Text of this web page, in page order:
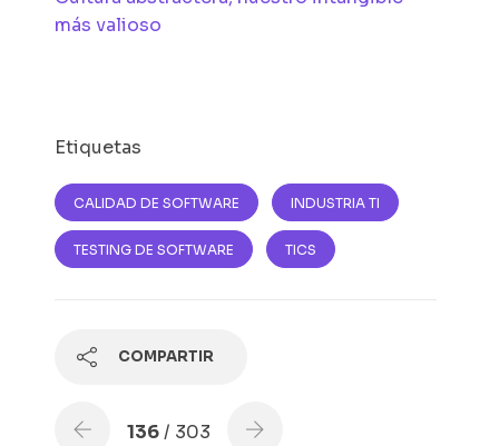
más valioso
Etiquetas
CALIDAD DE SOFTWARE INDUSTRIA TI
TESTING DE SOFTWARE TICS
COMPARTIR
136/ 303